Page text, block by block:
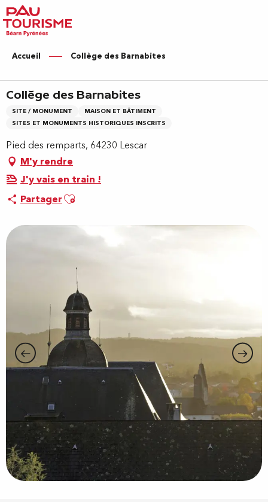
Aller
au
contenu
principal
Accueil Collège des Barnabites
Collège des Barnabites
SITE / MONUMENT
MAISON ET BÂTIMENT
SITES ET MONUMENTS HISTORIQUES INSCRITS
Pied des remparts, 64230 Lescar
M'y rendre
J'y vais en train !
PartagerAjouter aux favoris